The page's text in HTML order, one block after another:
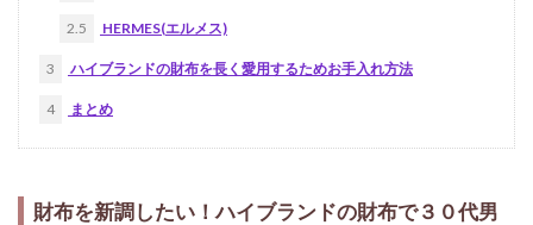
2.5 HERMES(エルメス)
3 ハイブランドの財布を長く愛用するためお手入れ方法
4 まとめ
財布を新調したい！ハイブランドの財布で３０代男